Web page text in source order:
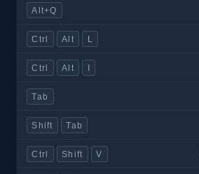
Alt+Q
Ctrl Alt L
Ctrl Alt I
Tab
Shift Tab
Ctrl Shift V